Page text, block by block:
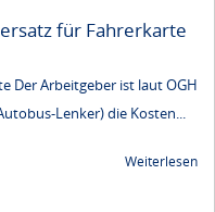
für Fahrerkarte
Der Arbeitgeber ist laut OGH
Lenker) die Kosten...
Weiterlesen